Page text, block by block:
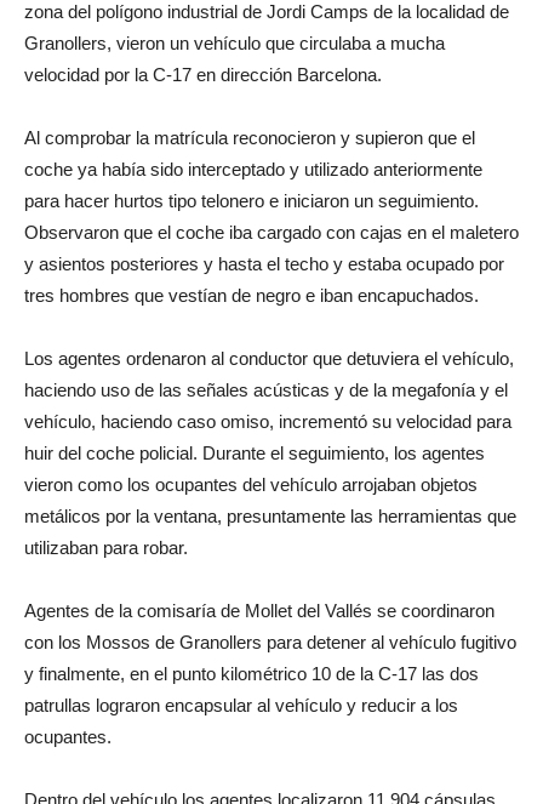
zona del polígono industrial de Jordi Camps de la localidad de
Granollers, vieron un vehículo que circulaba a mucha
velocidad por la C-17 en dirección Barcelona.
Al comprobar la matrícula reconocieron y supieron que el
coche ya había sido interceptado y utilizado anteriormente
para hacer hurtos tipo telonero e iniciaron un seguimiento.
Observaron que el coche iba cargado con cajas en el maletero
y asientos posteriores y hasta el techo y estaba ocupado por
tres hombres que vestían de negro e iban encapuchados.
Los agentes ordenaron al conductor que detuviera el vehículo,
haciendo uso de las señales acústicas y de la megafonía y el
vehículo, haciendo caso omiso, incrementó su velocidad para
huir del coche policial. Durante el seguimiento, los agentes
vieron como los ocupantes del vehículo arrojaban objetos
metálicos por la ventana, presuntamente las herramientas que
utilizaban para robar.
Agentes de la comisaría de Mollet del Vallés se coordinaron
con los Mossos de Granollers para detener al vehículo fugitivo
y finalmente, en el punto kilométrico 10 de la C-17 las dos
patrullas lograron encapsular al vehículo y reducir a los
ocupantes.
Dentro del vehículo los agentes localizaron 11.904 cápsulas